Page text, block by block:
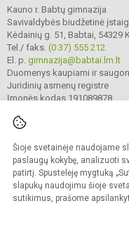
Šioje svetainėje naudojame
paslaugų kokybę, analizuoti
patirtį. Spustelėję mygtuką
slapukų naudojimu šioje
sutikimus, prašome
Kauno r. Babtų gimnazija
Savivaldybės biudžetinė
Kėdainių g. 51, Babtai, 54329
Tel./ faks. (0 37) 555 212
El. p. gimnazija@babtai.lm.lt
Duomenys kaupiami ir
Juridinių asmenų registre
Įmonės kodas 191089878
© 2025. Kauno r.
Kopijuoti turinį be
Sumanus būdas